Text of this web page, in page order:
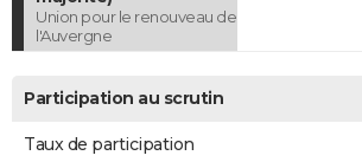
Union pour le renouveau de
l'Auvergne
Participation au scrutin
Taux de participation